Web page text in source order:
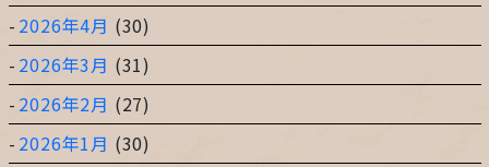
2026年4月 (30)
2026年3月 (31)
2026年2月 (27)
2026年1月 (30)